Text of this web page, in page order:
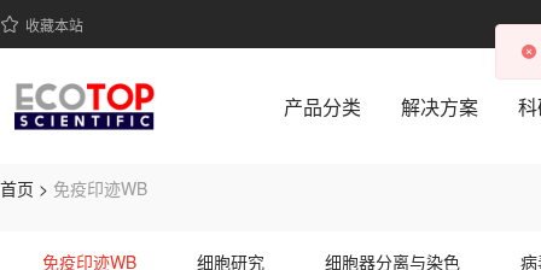
收藏本站
产品分类 解决方案
首页 > 免疫印迹WB
免疫印迹WB
细胞研究 细胞器分离与染色